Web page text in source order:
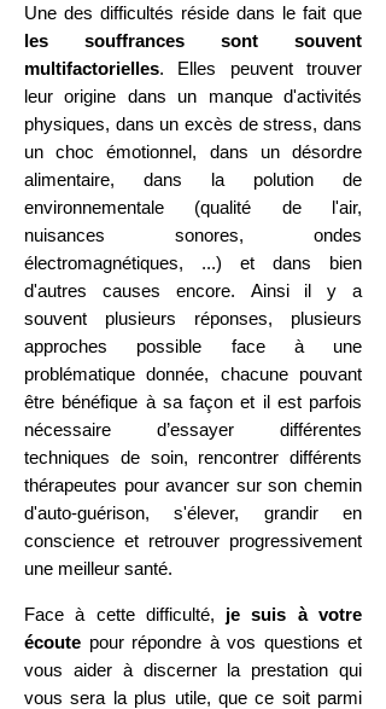
Une des difficultés réside dans le fait que
les souffrances sont souvent
multifactorielles. Elles peuvent trouver
leur origine dans un manque d'activités
physiques, dans un excès de stress, dans
un choc émotionnel, dans un désordre
alimentaire, dans la polution de
environnementale (qualité de l'air,
nuisances sonores, ondes
électromagnétiques, ...) et dans bien
d'autres causes encore. Ainsi il y a
souvent plusieurs réponses, plusieurs
approches possible face à une
problématique donnée, chacune pouvant
être bénéfique à sa façon et il est parfois
nécessaire d’essayer différentes
techniques de soin, rencontrer différents
thérapeutes pour avancer sur son chemin
d'auto-guérison, s'élever, grandir en
conscience et retrouver progressivement
une meilleur santé.
Face à cette difficulté, je suis à votre
écoute pour répondre à vos questions et
vous aider à discerner la prestation qui
vous sera la plus utile, que ce soit parmi